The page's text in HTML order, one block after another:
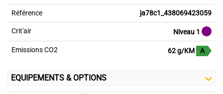
Référence ja78c1_438069423059
Crit'air Niveau 1
Emissions CO2 62 g/KM A
EQUIPEMENTS & OPTIONS